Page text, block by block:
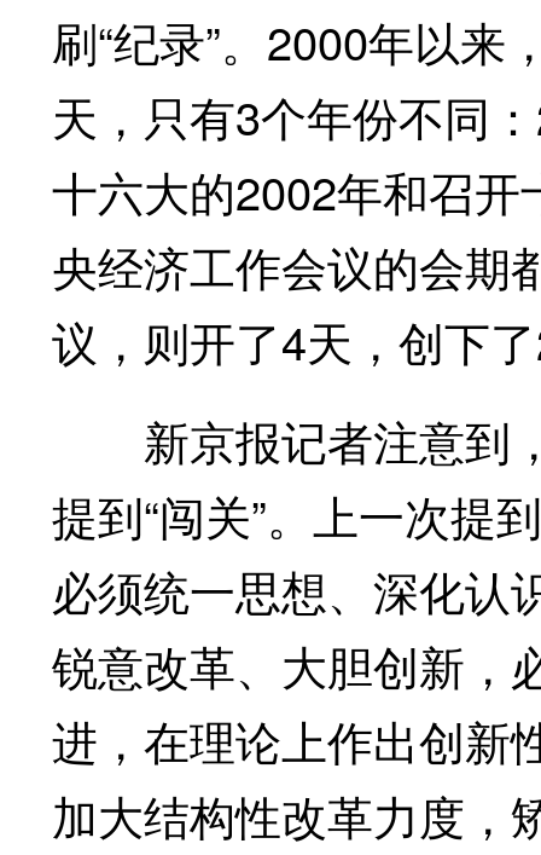
刷“纪录”。2000年以
天，只有3个年份不同
十六大的2002年和召
央经济工作会议的会期
议，则开了4天，创下
新京报记者注意到
提到“闯关”。上一次提
必须统一思想、深化认
锐意改革、大胆创新，
进，在理论上作出创新
加大结构性改革力度，